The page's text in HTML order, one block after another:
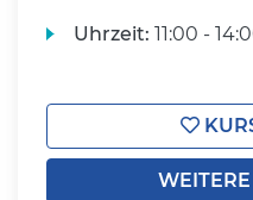
Uhrzeit: 11:00 -